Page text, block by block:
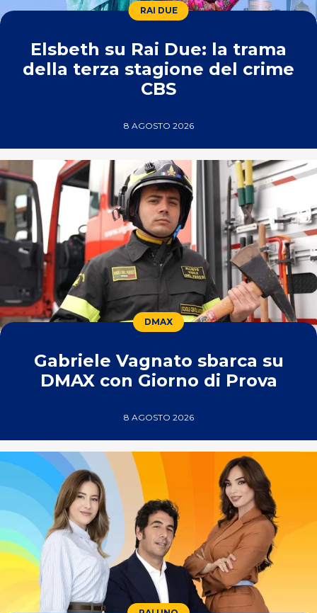
RAI DUE
Elsbeth su Rai Due: la trama
della terza stagione del crime
CBS
8 AGOSTO 2026
DMAX
Gabriele Vagnato sbarca su
DMAX con Giorno di Prova
8 AGOSTO 2026